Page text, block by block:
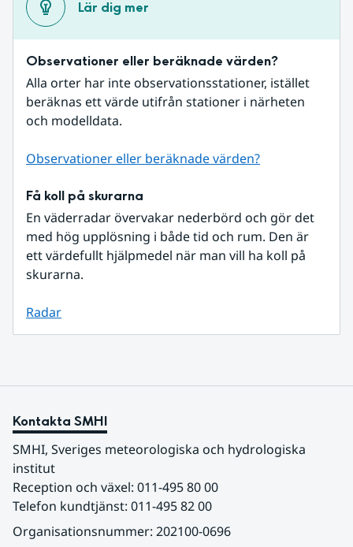
Lär dig mer
Observationer eller beräknade värden?
Alla orter har inte observationsstationer, istället
beräknas ett värde utifrån stationer i närheten
och modelldata.
Observationer eller beräknade värden?
Få koll på skurarna
En väderradar övervakar nederbörd och gör det
med hög upplösning i både tid och rum. Den är
ett värdefullt hjälpmedel när man vill ha koll på
skurarna.
Radar
Kontakta SMHI
SMHI, Sveriges meteorologiska och hydrologiska
institut
Reception och växel: 011-495 80 00
Telefon kundtjänst: 011-495 82 00
Organisationsnummer: 202100-0696